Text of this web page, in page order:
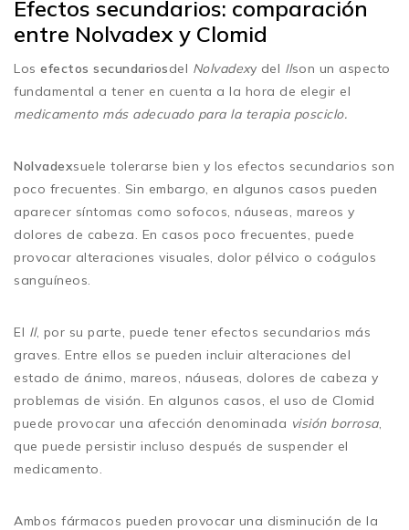
Efectos secundarios: comparación
entre Nolvadex y Clomid
Los efectos secundariosdel Nolvadexy del Ilson un aspecto
fundamental a tener en cuenta a la hora de elegir el
medicamento más adecuado para la terapia posciclo.
Nolvadexsuele tolerarse bien y los efectos secundarios son
poco frecuentes. Sin embargo, en algunos casos pueden
aparecer síntomas como sofocos, náuseas, mareos y
dolores de cabeza. En casos poco frecuentes, puede
provocar alteraciones visuales, dolor pélvico o coágulos
sanguíneos.
El Il, por su parte, puede tener efectos secundarios más
graves. Entre ellos se pueden incluir alteraciones del
estado de ánimo, mareos, náuseas, dolores de cabeza y
problemas de visión. En algunos casos, el uso de Clomid
puede provocar una afección denominada visión borrosa,
que puede persistir incluso después de suspender el
medicamento.
Ambos fármacos pueden provocar una disminución de la